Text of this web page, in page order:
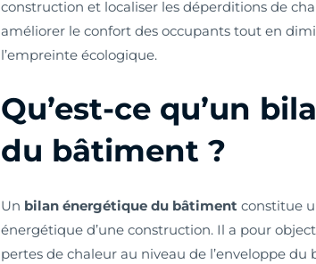
construction et localiser les déperditions de
améliorer le confort des occupants tout en
l’empreinte écologique.
Qu’est-ce qu’un
du bâtiment ?
Un bilan énergétique du bâtimentconstitue
énergétique d’une construction. Il a pour
pertes de chaleur au niveau de l’enveloppe